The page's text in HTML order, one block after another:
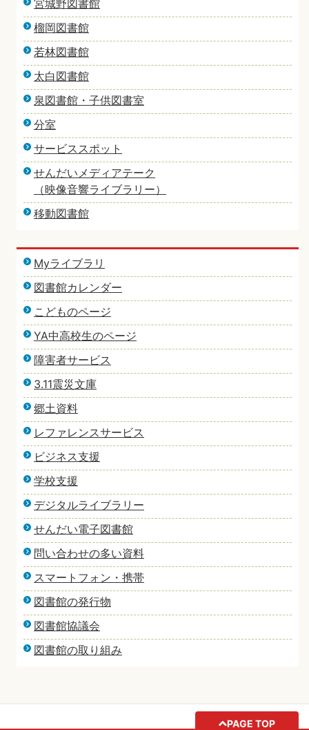
宮城野図書館
榴岡図書館
若林図書館
太白図書館
泉図書館・子供図書室
分室
サービススポット
せんだいメディアテーク
（映像音響ライブラリー）
移動図書館
Myライブラリ
図書館カレンダー
こどものページ
YA中高校生のページ
障害者サービス
3.11震災文庫
郷土資料
レファレンスサービス
ビジネス支援
学校支援
デジタルライブラリー
せんだい電子図書館
問い合わせの多い資料
スマートフォン・携帯
図書館の発行物
図書館協議会
図書館の取り組み
PAGE TOP